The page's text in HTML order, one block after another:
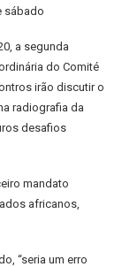
sábado
a segunda
do Comité
irão discutir o
radiografia da
desafios
mandato
africanos,
“seria um erro